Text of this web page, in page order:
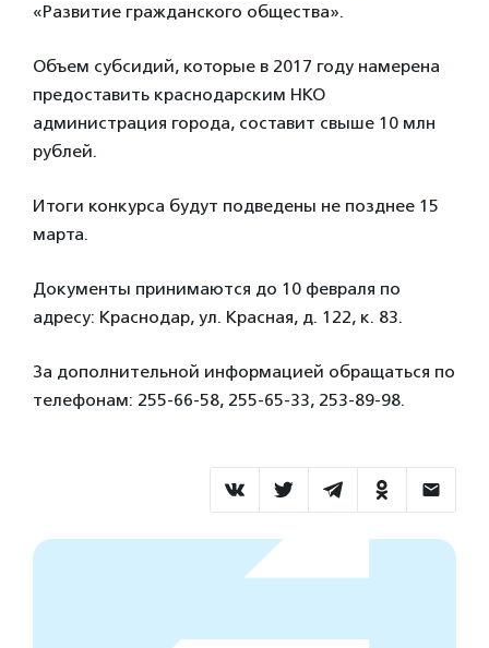
«Развитие гражданского общества».
Объем субсидий, которые в 2017 году намерена
предоставить краснодарским НКО
администрация города, составит свыше 10 млн
рублей.
Итоги конкурса будут подведены не позднее 15
марта.
Документы принимаются до 10 февраля по
адресу: Краснодар, ул. Красная, д. 122, к. 83.
За дополнительной информацией обращаться по
телефонам: 255-66-58, 255-65-33, 253-89-98.